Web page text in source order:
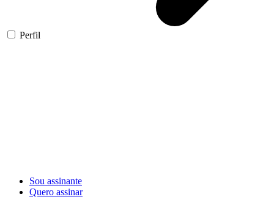
Perfil
Sou assinante
Quero assinar